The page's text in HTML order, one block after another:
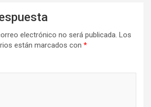
electrónico no será publicada. Los
están marcados con *